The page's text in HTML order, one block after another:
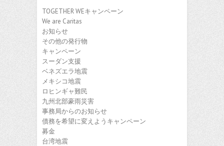
TOGETHER WEキャンペーン
We are Caritas
お知らせ
その他の発行物
キャンペーン
スーダン支援
ベネズエラ地震
メキシコ地震
ロヒンギャ難民
九州北部豪雨災害
事務局からのお知らせ
債務を希望に変えようキャンペーン
募金
台湾地震